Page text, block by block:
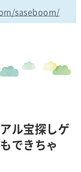
saseboom/
ル宝探しゲ
できちゃ